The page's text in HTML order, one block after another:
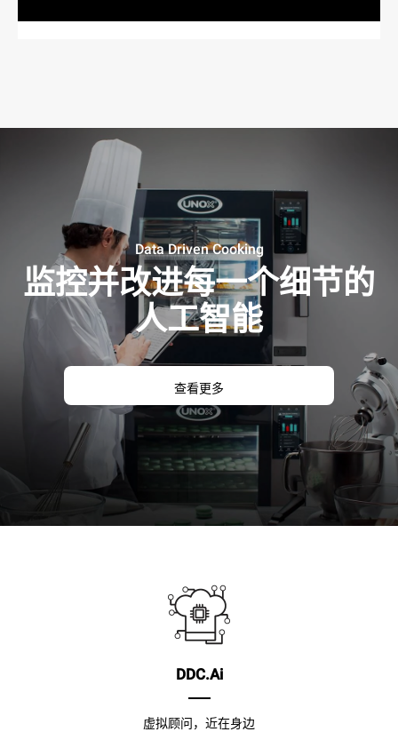
Data Driven Cooking
监控并改进每一个细节的
人工智能
查看更多
DDC.Ai
虚拟顾问，近在身边